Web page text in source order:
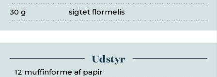
sigtet flormelis
30 g
Udstyr
12 muffinforme af papir